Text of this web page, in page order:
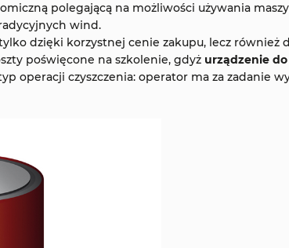
polegającą na możliwości używania
wind.
dzięki korzystnej cenie zakupu, lecz
poświęcone na szkolenie, gdyż urządzenie
operacji czyszczenia: operator ma za zadanie